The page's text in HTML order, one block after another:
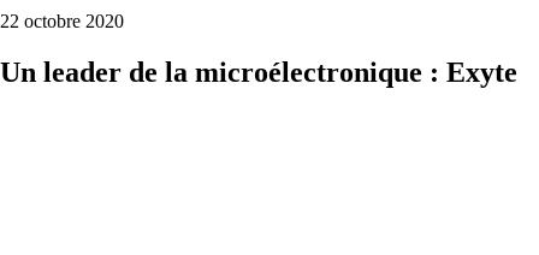
22 octobre 2020
Un leader de la microélectronique : Exyte